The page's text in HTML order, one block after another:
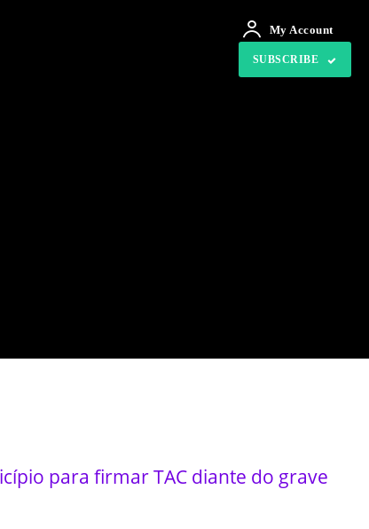
My Account
SUBSCRIBE
para firmar TAC diante do grave